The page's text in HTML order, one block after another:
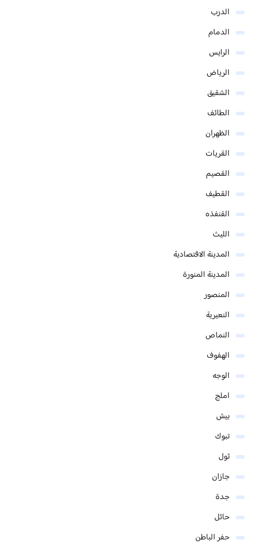
الدرب
الدمام
الرايس
الرياض
الشقيق
الطائف
الظهران
القريات
القصيم
القطيف
القنفذه
الليث
المدينة الاقتصادية
المدينة المنورة
المنصور
النعيرية
النماص
الهفوف
الوجه
املج
بيش
تبوك
ثول
جازان
جدة
حائل
حفر الباطن